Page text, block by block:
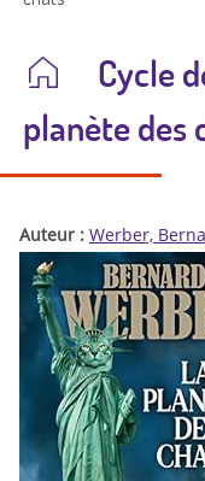
Cycle
planète des
Auteur : Werber,